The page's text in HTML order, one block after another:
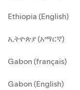
Ethiopia (English)
ኢትዮጵያ (አማርኛ)
Gabon (français)
Gabon (English)